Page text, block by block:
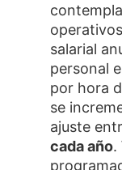
salarial
personal
por hora
se
ajuste
cada año.